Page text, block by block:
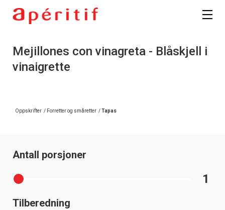
Mejillones con vinagreta - Blåskjell i
vinaigrette
Oppskrifter / Forretter og småretter /Tapas
Antall porsjoner
1
Tilberedning